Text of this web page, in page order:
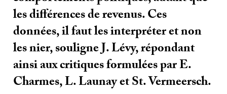
les différences de revenus. Ces
données, il faut les interpréter et non
les nier, souligne J. Lévy, répondant
ainsi aux critiques formulées par E.
Charmes, L. Launay et St. Vermeersch.